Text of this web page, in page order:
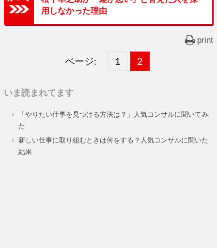
用しなかった理由
print
ページ:
固
ー
ジ
1 ,
固
ー
ジ
2
いま読まれてます
「やりたい仕事を見つける方法は？」人気コンサルに聞いてみ
た
新しい仕事に取り組むときは何をする？人気コンサルに聞いた
結果